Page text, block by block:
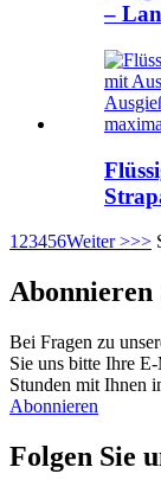
–
123456Weiter >>>
Abonnieren
Bei Fragen zu
Sie uns bitte Ihre
Stunden mit Ihnen
Abonnieren
Folgen Sie